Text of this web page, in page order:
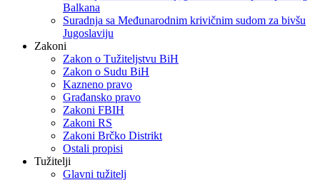
Balkana
Suradnja sa Međunarodnim krivičnim sudom za bivšu
Jugoslaviju
Zakoni
Zakon o Тužiteljstvu BiH
Zakon o Sudu BiH
Kazneno pravo
Građansko pravo
Zakoni FBIH
Zakoni RS
Zakoni Brčko Distrikt
Ostali propisi
Tužitelji
Glavni tužitelj